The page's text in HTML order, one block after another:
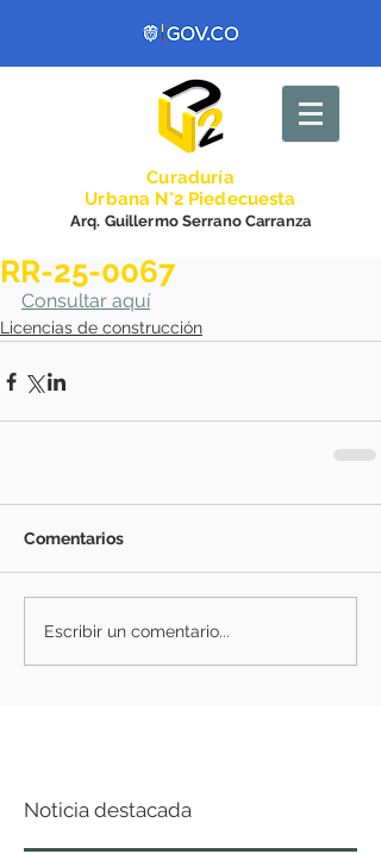
Curaduría
Urbana N°2 Piedecuesta
Arq. Guillermo Serrano Carranza
RR-25-0067
Consultar aquí
Licencias de construcción
Comentarios
Escribir un comentario...
Noticia destacada